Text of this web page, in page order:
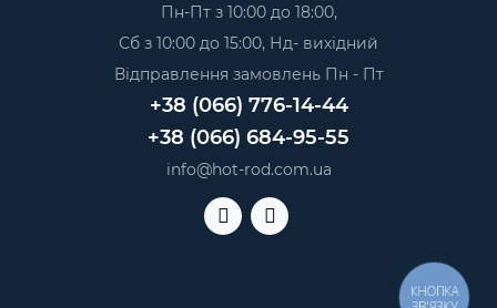
Пн-Пт з 10:00 до 18:00,
Сб з 10:00 до 15:00, Нд- вихідний
Відправлення замовлень Пн - Пт
+38 (066) 776-14-44
+38 (066) 684-95-55
info@hot-rod.com.ua
КНОПКА